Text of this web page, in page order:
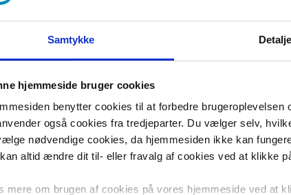
Samtykke
hjemmeside bruger cookies
benytter cookies til at forbedre brugeroplevelsen
også cookies fra tredjeparter. Du vælger selv,
nødvendige cookies, da hjemmesiden ikke kan
altid ændre dit til- eller fravalg af cookies ved at klikke
mere om brugen af cookies på vores hjemmeside ved at
Social